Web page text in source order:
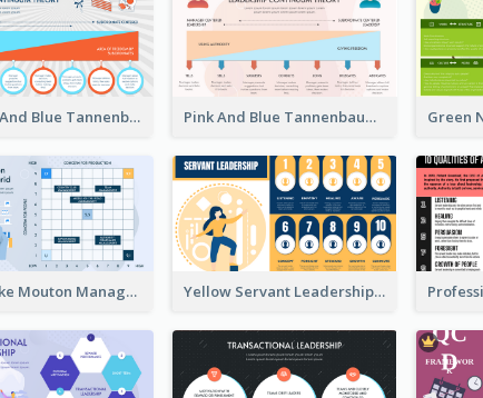
Orange And Blue Tannenbaum & Schmidt’s Leadership Continuum Theory Strategic Analysis Pink And Blue Tannenbaum & Schmidt’s Leadership Continuum Theory Strategic Analysis
Blue Blake Mouton Managerial Grid Strategic Analysis Yellow Servant Leadership Strategic Analysis